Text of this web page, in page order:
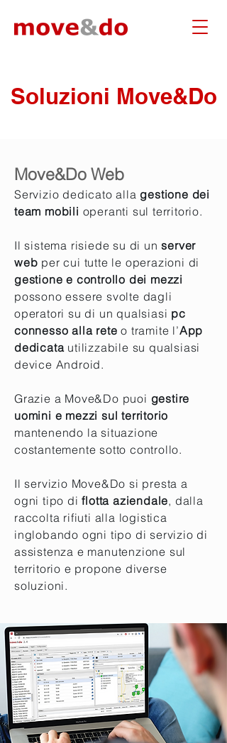
Soluzioni Move&Do
Move&Do Web
Servizio dedicato alla gestione dei
team mobili operanti sul territorio.
Il sistema risiede su di unserver
web per cui tutte le operazioni di
gestione e controllo dei mezzi
possono essere svolte dagli
operatori su di un qualsiasi pc
connesso alla rete o tramite l’App
dedicatautilizzabile su qualsiasi
device Android.
Grazie a Move&Do puoi gestire
uomini e mezzi sul territorio
mantenendo la situazione
costantemente sotto controllo.
Il servizio Move&Do si presta a
ogni tipo diflotta aziendale, dalla
raccolta rifiuti alla logistica
inglobando ogni tipo di servizio di
assistenza e manutenzione sul
territorio e propone diverse
soluzioni.